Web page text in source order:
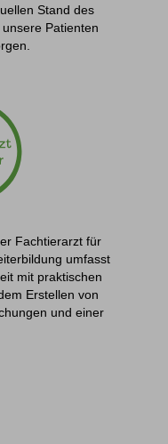
Stand des
Patienten
Fachtierarzt für
umfasst
mit praktischen
Erstellen von
und einer